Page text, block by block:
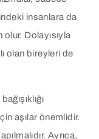
insanlara da
olur. Dolayısıyla
olan bireyleri de
aşılar önemlidir.
Ayrıca,